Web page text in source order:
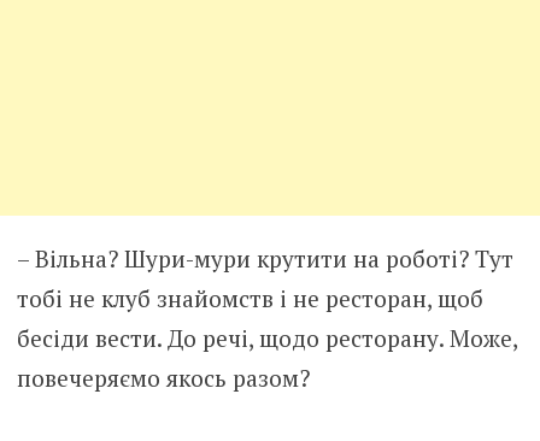
– Вільна? Шури-мури крутити на роботі? Тут
тобі не клуб знайомств і не ресторан, щоб
бесіди вести. До речі, щодо ресторану. Може,
повечеряємо якось разом?